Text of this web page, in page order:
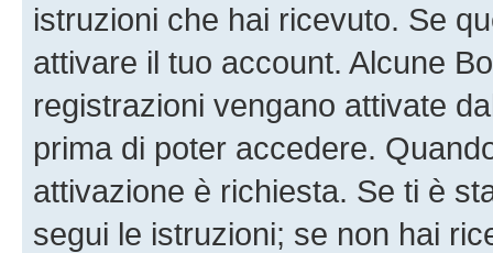
istruzioni che hai ricevuto. Se
attivare il tuo account. Alcune
registrazioni vengano attivate
prima di poter accedere.
attivazione è richiesta. Se ti è
segui le istruzioni; se non hai